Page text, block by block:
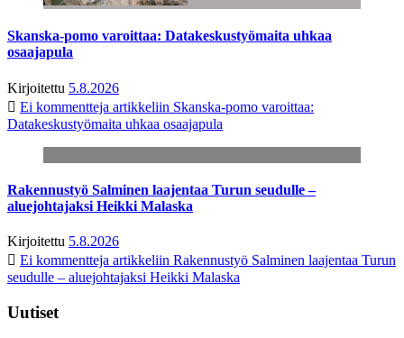
Skanska-pomo varoittaa: Datakeskustyömaita uhkaa
osaajapula
Kirjoitettu 5.8.2026
Ei kommentteja artikkeliin Skanska-pomo varoittaa:
Datakeskustyömaita uhkaa osaajapula
Rakennustyö Salminen laajentaa Turun seudulle –
aluejohtajaksi Heikki Malaska
Kirjoitettu 5.8.2026
Ei kommentteja artikkeliin Rakennustyö Salminen laajentaa Turun
seudulle – aluejohtajaksi Heikki Malaska
Uutiset